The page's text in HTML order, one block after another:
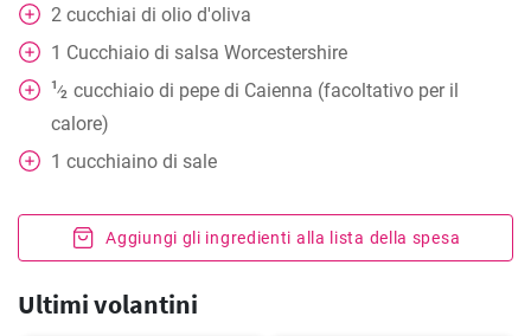
2 cucchiai di olio d'oliva
1 Cucchiaio di salsa Worcestershire
1⁄2 cucchiaio di pepe di Caienna (facoltativo per il
calore)
1 cucchiaino di sale
Aggiungi gli ingredienti alla lista della spesa
Ultimi volantini